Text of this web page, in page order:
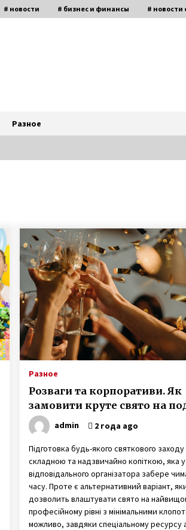
# новости # бизнес и финансы # новости
Разное
Агентство знакомств с
иностранцами —
рассказала о работе
невестой и своих
7 лет ago
Игорь Руденя, живущий в
Чернобыльской зоне 16 лет,
открыл выставку картин
6 лет ago
Раненый под
доске
6 лет ago
Разное
Розваги та корпоративи. Як
замовити круте свято на
admin 2 года ago
Підготовка будь-якого святкового
складною та надзвичайно копіткою, яка у
відповідального організатора забере
часу. Проте є альтернативний варіант,
дозволить влаштувати свято на
професійному рівні з мінімальними
можливо, завдяки спеціальному ресурсу